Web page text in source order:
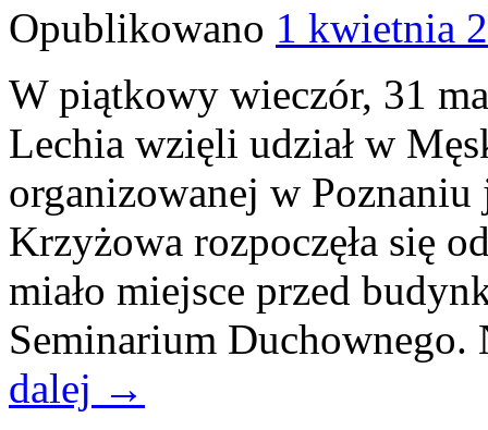
Opublikowano 1 kwietnia
W piątkowy wieczór, 31
Lechia wzięli udział w
organizowanej w
Krzyżowa rozpoczęła się
miało miejsce przed
Seminarium
dalej →